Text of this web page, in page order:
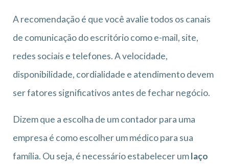
A recomendação é que você avalie todos os canais
de comunicação do escritório como e-mail, site,
redes sociais e telefones. A velocidade,
disponibilidade, cordialidade e atendimento devem
ser fatores significativos antes de fechar negócio.
Dizem que a escolha de um contador para uma
empresa é como escolher um médico para sua
família. Ou seja, é necessário estabelecer umlaço